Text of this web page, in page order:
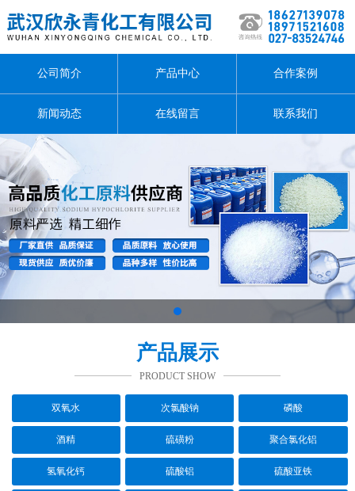
公司简介 产品中心 合作案例
新闻动态 在线留言 联系我们
1
产品展示
PRODUCT SHOW
双氧水 次氯酸钠 磷酸
酒精 硫磺粉 聚合氯化铝
氢氧化钙 硫酸铝 硫酸亚铁